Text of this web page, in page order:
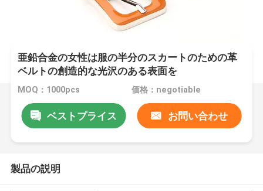
亜鉛合金の女性は服の半分のスカートのための革
ベルトの創造的な光沢のある表面を
MOQ：1000pcs 価格：negotiable
ベストプライス お問い合わせ
製品の説明